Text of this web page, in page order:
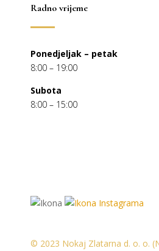
Radno vrijeme
Ponedjeljak – petak
8:00 – 19:00
Subota
8:00 – 15:00
© 2023 Nokaj Zlatarna d. o. o.